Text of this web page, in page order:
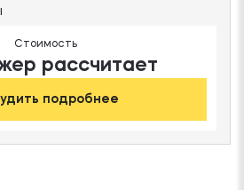
Стоимость
рассчитает
подробнее